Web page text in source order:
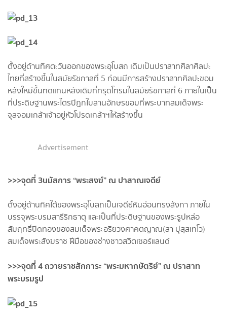
ตั้งอยู่ด้านทิศตะวันออกของพระอุโบสถ เดิมเป็นปราสาทศิลาศิลปะ
ไทยที่สร้างขึ้นในสมัยรัชกาลที่ 5 ก่อนมีการสร้างปราสาทศิลปะขอม
หลังใหม่ขึ้นทดแทนหลังเดิมที่ทรุดโทรมในสมัยรัชกาลที่ 6 ภายในเป็น
ที่ประดิษฐานพระไตรปิฎกใบลานอักษรขอมที่พระบาทสมเด็จพระ
จุลจอมเกล้าเจ้าอยู่หัวโปรดเกล้าฯให้สร้างขึ้น
Advertisement
>>>จุดที่ 3นมัสการ “พระสงฆ์” ณ ปาสาณเจดีย์
ตั้งอยู่ด้านทิศใต้ของพระอุโบสถเป็นเจดีย์หินอ่อนทรงลังกา ภายใน
บรรจุพระบรมสารีริกธาตุ และเป็นที่ประดิษฐานของพระรูปหล่อ
สัมฤทธิ์ปิดทองของสมเด็จพระอริยวงศาคตญาณ(สา ปุสฺสเทโว)
สมเด็จพระสังฆราช ฝีมือของช่างชาวสวิตเซอร์แลนด์
>>>จุดที่ 4 ถวายราชสักการะ “พระมหากษัตริย์” ณ ปราสาท
พระบรมรูป